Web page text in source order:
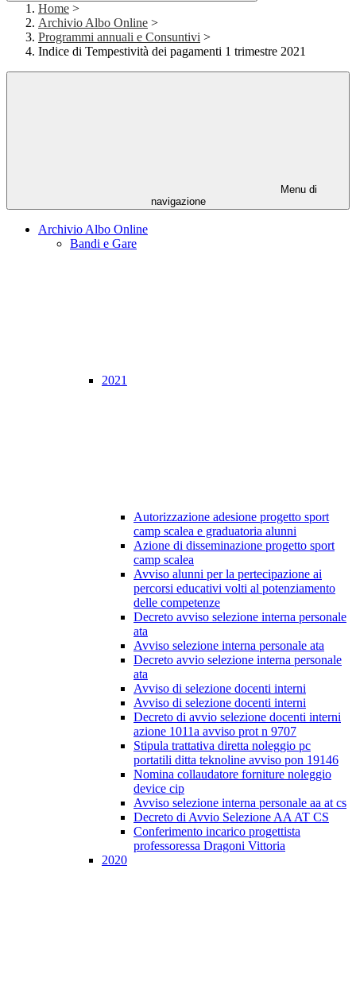
Home >
Archivio Albo Online >
Programmi annuali e Consuntivi >
Indice di Tempestività dei pagamenti 1 trimestre 2021
Menu di
navigazione
Archivio Albo Online
Bandi e Gare
2021
Autorizzazione adesione progetto sport
camp scalea e graduatoria alunni
Azione di disseminazione progetto sport
camp scalea
Avviso alunni per la pertecipazione ai
percorsi educativi volti al potenziamento
delle competenze
Decreto avviso selezione interna personale
ata
Avviso selezione interna personale ata
Decreto avvio selezione interna personale
ata
Avviso di selezione docenti interni
Avviso di selezione docenti interni
Decreto di avvio selezione docenti interni
azione 1011a avviso prot n 9707
Stipula trattativa diretta noleggio pc
portatili ditta teknoline avviso pon 19146
Nomina collaudatore forniture noleggio
device cip
Avviso selezione interna personale aa at cs
Decreto di Avvio Selezione AA AT CS
Conferimento incarico progettista
professoressa Dragoni Vittoria
2020